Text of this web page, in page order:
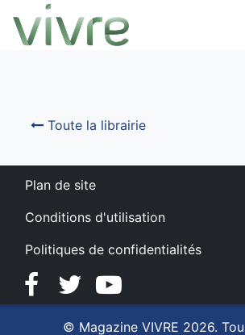
Aller au menu principal
Aller au contenu principal
Toute la librairie
Plan de site
Conditions d'utilisation
Politiques de confidentialités
FacebookTwitterYouTube
© Magazine VIVRE 2026.